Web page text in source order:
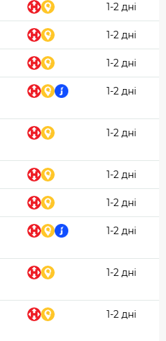
1-2 дні
1-2 дні
1-2 дні
1-2 дні
1-2 дні
1-2 дні
1-2 дні
1-2 дні
1-2 дні
1-2 дні